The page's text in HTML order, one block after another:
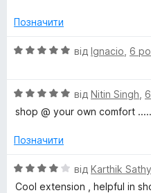
а
з
Позначити
О
н
к
5
5
від Ignacio 6
О
ц
н
а
5
від Nitin Singh
shop @ your own comfort
Позначити
О
ц
від Karthik
Cool extension , helpful in